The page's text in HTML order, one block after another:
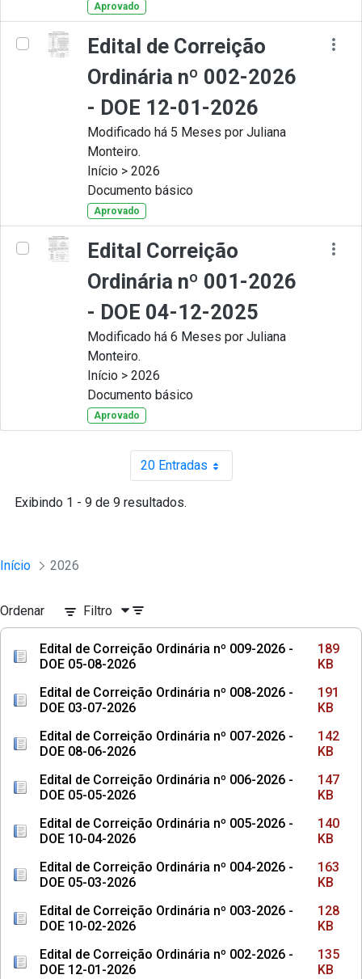
Aprovado
Edital de Correição
Ordinária nº 002-2026
- DOE 12-01-2026
Modificado há 5 Meses por Juliana
Monteiro.
Início > 2026
Documento básico
Aprovado
Edital Correição
Ordinária nº 001-2026
- DOE 04-12-2025
Modificado há 6 Meses por Juliana
Monteiro.
Início > 2026
Documento básico
Aprovado
20 EntradasPor página
Exibindo 1 - 9 de 9 resultados.
Início 2026
Ordenar Filtro
Edital de Correição Ordinária nº 009-2026 -
DOE 05-08-2026
189
KB
Edital de Correição Ordinária nº 008-2026 -
DOE 03-07-2026
191
KB
Edital de Correição Ordinária nº 007-2026 -
DOE 08-06-2026
142
KB
Edital de Correição Ordinária nº 006-2026 -
DOE 05-05-2026
147
KB
Edital de Correição Ordinária nº 005-2026 -
DOE 10-04-2026
140
KB
Edital de Correição Ordinária nº 004-2026 -
DOE 05-03-2026
163
KB
Edital de Correição Ordinária nº 003-2026 -
DOE 10-02-2026
128
KB
Edital de Correição Ordinária nº 002-2026 -
DOE 12-01-2026
135
KB